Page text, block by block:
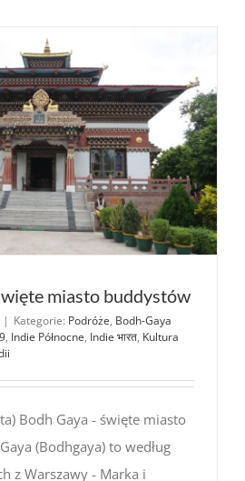
miasto buddystów
| Kategorie: Podróże, Bodh-Gaya
, Indie Północne, Indie भारत, Kultura
Bodh Gaya - święte miasto
(Bodhgaya) to według
z Warszawy - Marka i